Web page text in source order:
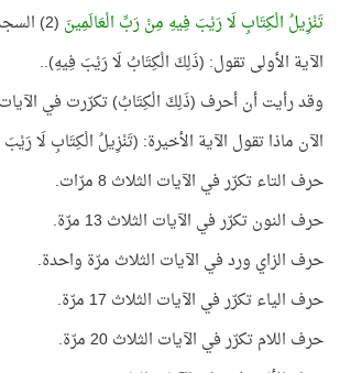
تَنْزِيلُ الْكِتَابِ لَا رَيْبَ فِيهِ مِنْ رَبِّ الْعَالَمِينَ (2) السجدة
الآية الأولى تقول: (ذَلِكَ الْكِتَابُ لَا رَيْبَ فِيهِ)..
وقد رأيت أن أحرف (ذَلِكَ الْكِتَابُ) تكرّرت في
الآن ماذا تقول الآية الأخيرة: (تَنْزِيلُ الْكِتَابِ لَا
حرف التاء تكرّر في الآيات الثلاث 8 مرّات.
حرف النون تكرّر في الآيات الثلاث 13 مرّة.
حرف الزاي ورد في الآيات الثلاث مرّة واحدة.
حرف الياء تكرّر في الآيات الثلاث 17 مرّة.
حرف اللام تكرّر في الآيات الثلاث 20 مرّة.